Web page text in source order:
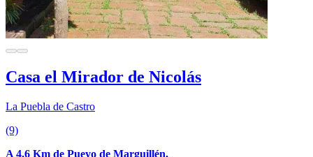
Casa el Mirador de Nicolás
La Puebla de Castro
(9)
A 4.6 Km de Pueyo de Marguillén.